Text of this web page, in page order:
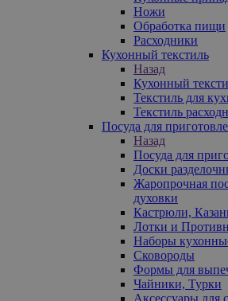
Ножи
Обработка пищи
Расходники
Кухонный текстиль
Назад
Кухонный
Текстиль для
Текстиль
Посуда для
Назад
Посуда для
Доски
Жаропрочная
духовки
Кастрюли,
Лотки и
Наборы
Сковороды
Формы для
Чайники, Турки
Аксессуары для